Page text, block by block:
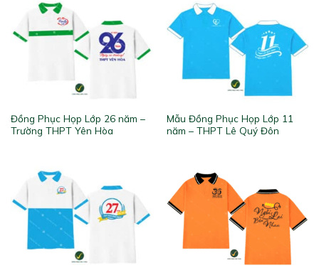
Đồng Phục Họp Lớp 26 năm –
Trường THPT Yên Hòa
Mẫu Đồng Phục Họp Lớp 11
năm – THPT Lê Quý Đôn